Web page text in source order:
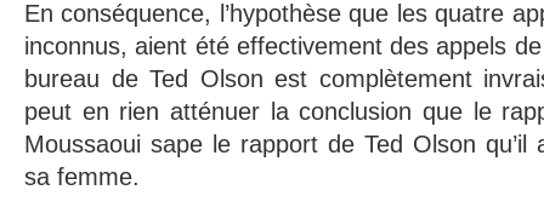
En conséquence, l’hypothèse que les quatre
inconnus, aient été effectivement des appels
bureau de Ted Olson est complètement
peut en rien atténuer la conclusion que le
Moussaoui sape le rapport de Ted Olson
sa femme.